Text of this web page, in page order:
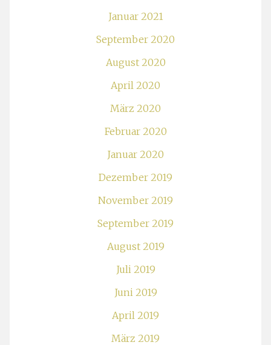
Januar 2021
September 2020
August 2020
April 2020
März 2020
Februar 2020
Januar 2020
Dezember 2019
November 2019
September 2019
August 2019
Juli 2019
Juni 2019
April 2019
März 2019